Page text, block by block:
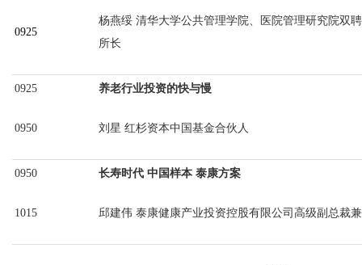
0925
杨燕绥 清华大学公共管理学院、医院管理研究院双
所长
0925
0950
养老行业投资的快与慢
刘星 红杉资本中国基金合伙人
0950
1015
长寿时代 中国样本 泰康方案
邱建伟 泰康健康产业投资控股有限公司高级副总裁